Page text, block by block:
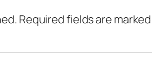
Required fields are